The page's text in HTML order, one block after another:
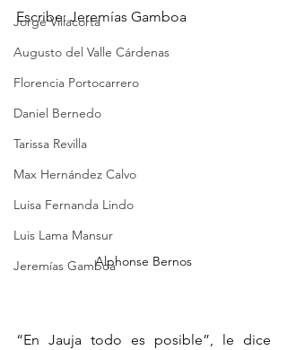
Jorge Villacorta
Augusto del Valle Cárdenas
Florencia Portocarrero
Daniel Bernedo
Tarissa Revilla
Max Hernández Calvo
Luisa Fernanda Lindo
Luis Lama Mansur
Jeremías Gamboa
Escribe: Jeremías Gamboa
Alphonse Bernos
“En Jauja todo es posible”, le dice